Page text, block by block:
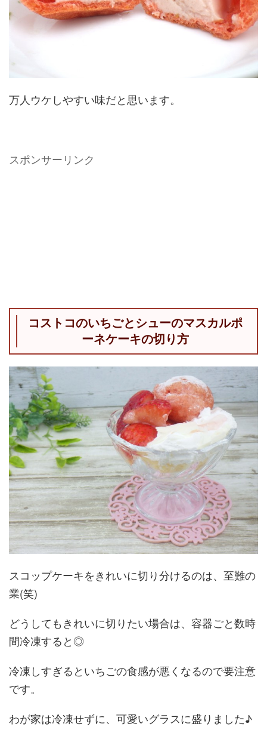
万人ウケしやすい味だと思います。
スポンサーリンク
コストコのいちごとシューのマスカルポ
ーネケーキの切り方
スコップケーキをきれいに切り分けるのは、至難の
業(笑)
どうしてもきれいに切りたい場合は、容器ごと数時
間冷凍すると◎
冷凍しすぎるといちごの食感が悪くなるので要注意
です。
わが家は冷凍せずに、可愛いグラスに盛りました♪